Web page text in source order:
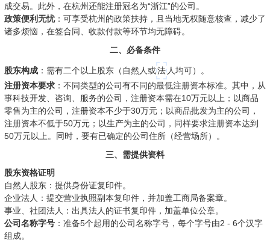
成交易。此外，在杭州还能注册冠名为“浙江”的公司。
政策便利无忧：可享受杭州的政策扶持，且当地无权随意核查，减少了
诸多烦恼，在签合同、收款付款等环节均无障碍。
二、必备条件
股东构成 ：需有二个以上股东（自然人或法 人均可）。
注册资本要求 ：不同类型的公司有不同的最低注册资本标准。其中，从
事科技开发、咨询、服务的公司，注册资本需在10万元以上；以商品
零售为主的公司，注册资本不少于30万元；以商品批发为主的公司，
注册资本不低于50万元；以生产为主的公司，同样要求注册资本达到
50万元以上。同时，要有已确定的公司住所（经营场所）。
三、需提供资料
股东资格证明
自然人股东：提供身份证复印件。
企业法人：提交营业执照副本复印件，并加盖工商局备案章。
事业、社团法人：出具法人的证书复印件，加盖单位公章。
公司名称字号 ：准备5个起用的公司名称字号，每个字号由2 - 6个汉字
组成。